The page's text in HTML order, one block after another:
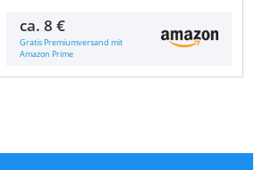
ca.8 €
Gratis Premiumversand mit
Amazon Prime